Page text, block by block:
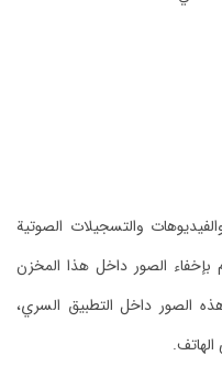
والتسجيلات الصوتية
الصور داخل هذا المخزن
الصور داخل التطبيق السري،